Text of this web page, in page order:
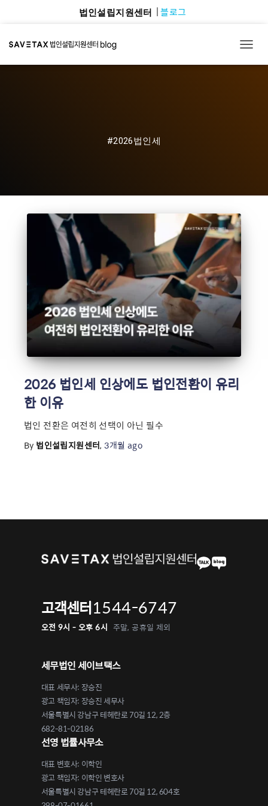
법인설립지원센터 블로그
#2026법인세
2026 법인세 인상에도 법인전환이 유리
한 이유
법인 전환은 여전히 선택이 아닌 필수
By 법인설립지원센터,3개월 ago
고객센터1544-6747
오전 9시 - 오후 6시 주말, 공휴일 제외
세무법인 세이브택스
대표 세무사: 장승진
광고 책임자: 장승진 세무사
서울특별시 강남구 테헤란로 70길 12, 2층
682-81-02186
선영 법률사무소
대표 변호사: 이학인
광고 책임자: 이학인 변호사
서울특별시 강남구 테헤란로 70길 12, 604호